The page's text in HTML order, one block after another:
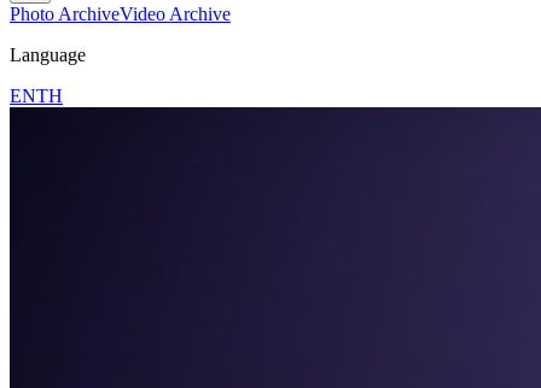
Photo ArchiveVideo Archive
Language
ENTH